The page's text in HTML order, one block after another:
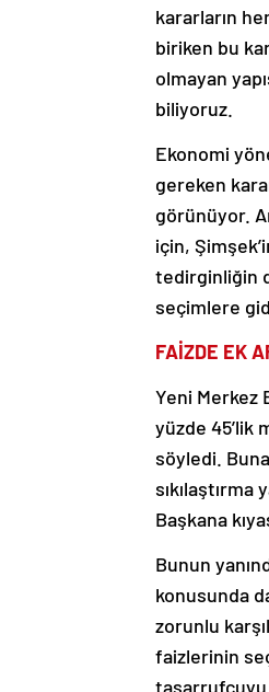
kararların
biriken bu
olmayan
biliyoruz.
Ekonomi
gereken
görünüyor.
için,
tedirginliğin
seçimlere
FAİZDE EK
Yeni Merkez
yüzde
söyledi.
sıkılaştırma
Başkana
Bunun
konusunda
zorunlu
faizlerinin